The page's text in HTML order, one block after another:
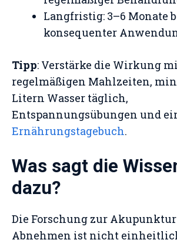
Langfristig: 3–6 Monate
konsequenter
Tipp: Verstärke die Wirkung
regelmäßigen Mahlzeiten,
Litern Wasser täglich,
Entspannungsübungen und
Ernährungstagebuch.
Was sagt die
dazu?
Die Forschung zur
Abnehmen ist nicht